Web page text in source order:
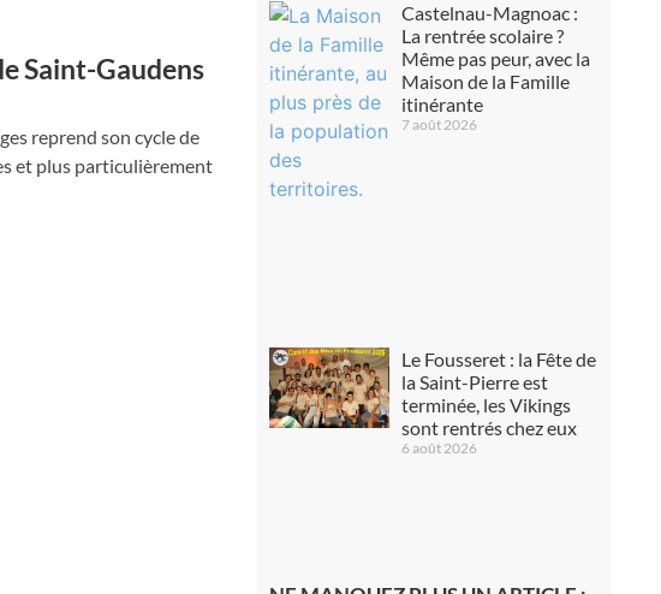
Saint-Gaudens
reprend son cycle de
et plus particulièrement
Castelnau-Magnoac :
La rentrée scolaire ?
Même pas peur, avec la
Maison de la Famille
itinérante
7 août 2026
Le Fousseret : la Fête de
la Saint-Pierre est
terminée, les Vikings
sont rentrés chez eux
6 août 2026